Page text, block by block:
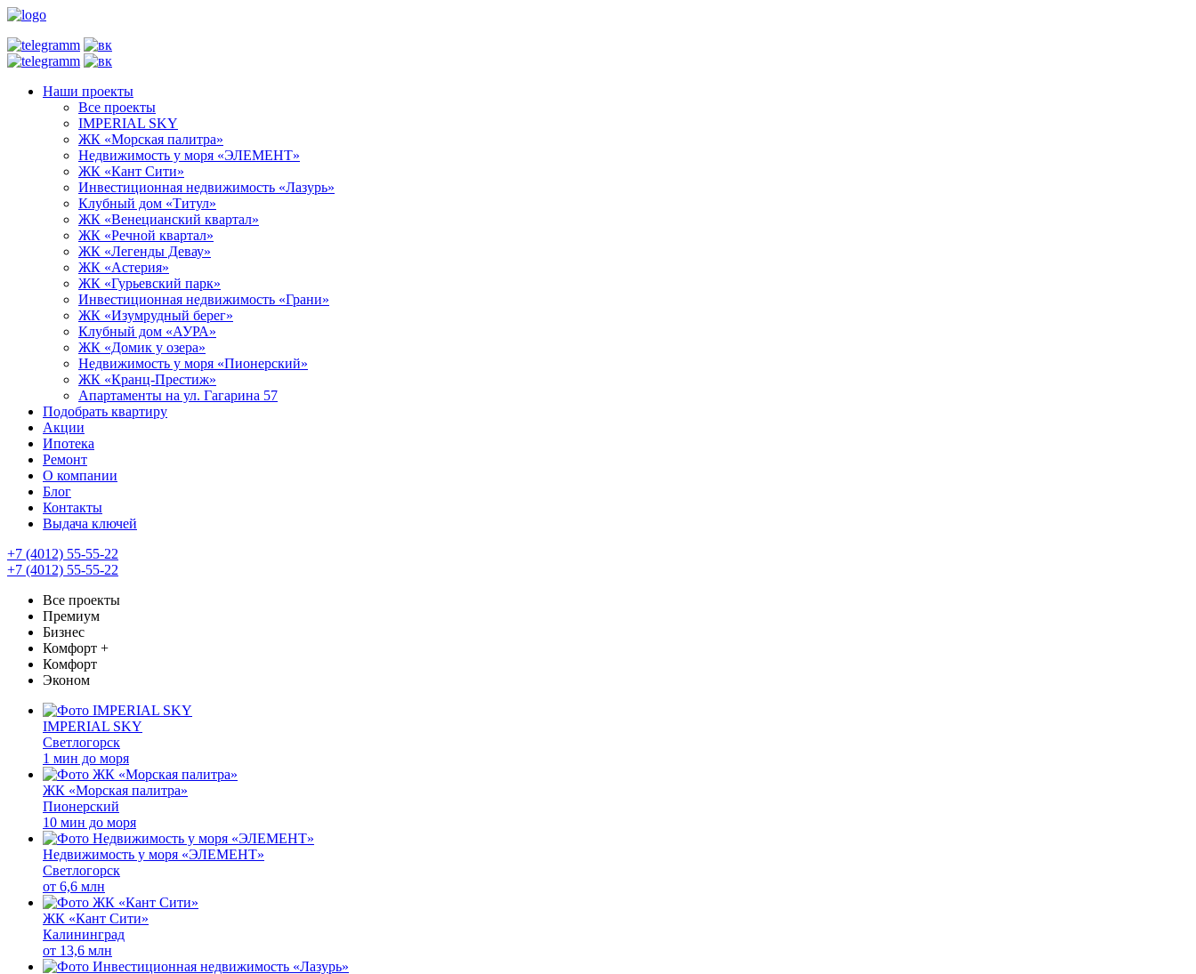
Наши проекты
Все проекты
IMPERIAL SKY
ЖК «Морская палитра»
Недвижимость у моря «ЭЛЕМЕНТ»
ЖК «Кант Сити»
Инвестиционная недвижимость «Лазурь»
Клубный дом «Титул»
ЖК «Венецианский квартал»
ЖК «Речной квартал»
ЖК «Легенды Девау»
ЖК «Астерия»
ЖК «Гурьевский парк»
Инвестиционная недвижимость «Грани»
ЖК «Изумрудный берег»
Клубный дом «АУРА»
ЖК «Домик у озера»
Недвижимость у моря «Пионерский»
ЖК «Кранц-Престиж»
Апартаменты на ул. Гагарина 57
Подобрать квартиру
Акции
Ипотека
Ремонт
О компании
Блог
Контакты
Выдача ключей
+7 (4012) 55-55-22
+7 (4012) 55-55-22
Все проекты
Премиум
Бизнес
Комфорт +
Комфорт
Эконом
IMPERIAL SKY
Светлогорск
1 мин до моря
ЖК «Морская палитра»
Пионерский
10 мин до моря
Недвижимость у моря «ЭЛЕМЕНТ»
Светлогорск
от 6,6 млн
ЖК «Кант Сити»
Калининград
от 13,6 млн